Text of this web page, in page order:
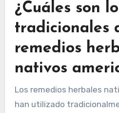
¿Cuáles son
tradicionales
remedios
nativos
Los remedios herbales
han utilizado